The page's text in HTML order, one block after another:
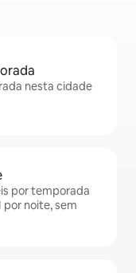
nesta cidade
por temporada
por noite, sem